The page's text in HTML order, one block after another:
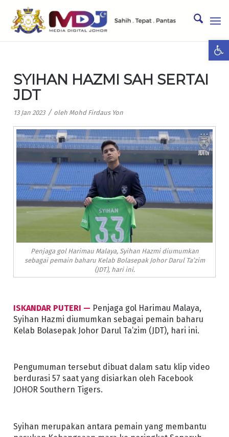
SYIHAN HAZMI SAH SERTAI
JDT
13 Jan 2023 / oleh Mohd Firdaus Yon
Penjaga gol Harimau Malaya, Syihan Hazmi diumumkan
sebagai pemain baharu Kelab Bolasepak Johor Darul Ta’zim
(JDT), hari ini.
ISKANDAR PUTERI — Penjaga gol Harimau Malaya,
Syihan Hazmi diumumkan sebagai pemain baharu
Kelab Bolasepak Johor Darul Ta’zim (JDT), hari ini.
Pengumuman tersebut dibuat dalam satu klip video
berdurasi 57 saat yang disiarkan oleh Facebook
JOHOR Southern Tigers.
Syihan merupakan antara pemain yang membantu